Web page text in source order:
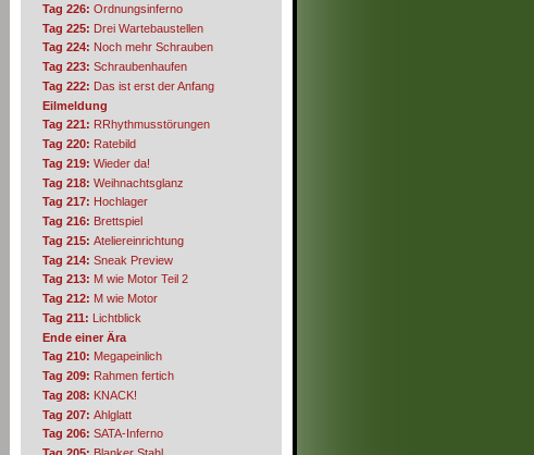
Tag 226: Ordnungsinferno
Tag 225: Drei Wartebaustellen
Tag 224: Noch mehr Schrauben
Tag 223: Schraubenhaufen
Tag 222: Das ist erst der Anfang
Eilmeldung
Tag 221: RRhythmusstörungen
Tag 220: Ratebild
Tag 219: Wieder da!
Tag 218: Weihnachtsglanz
Tag 217: Hochlager
Tag 216: Brettspiel
Tag 215: Ateliereinrichtung
Tag 214: Sneak Preview
Tag 213: M wie Motor Teil 2
Tag 212: M wie Motor
Tag 211: Lichtblick
Ende einer Ära
Tag 210: Megapeinlich
Tag 209: Rahmen fertich
Tag 208: KNACK!
Tag 207: Ahlglatt
Tag 206: SATA-Inferno